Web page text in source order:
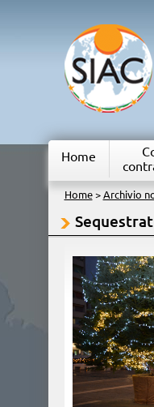
Home
Home> Archivio